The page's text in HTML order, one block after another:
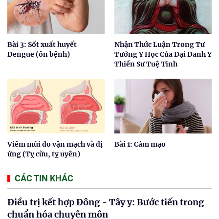
Bài 3: Sốt xuất huyết
Dengue (ôn bệnh)
Nhận Thức Luận Trong Tư
Tưởng Y Học Của Đại Danh Y
Thiền Sư Tuệ Tĩnh
Viêm mũi do vận mạch và dị
ứng (Tỵ cừu, tỵ uyên)
Bài 1: Cảm mạo
CÁC TIN KHÁC
Điều trị kết hợp Đông - Tây y: Bước tiến trong
chuẩn hóa chuyên môn